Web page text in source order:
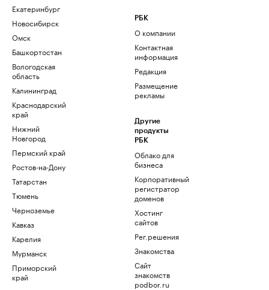
Екатеринбург
Новосибирск
Омск
Башкортостан
Вологодская
область
Калининград
Краснодарский
край
Нижний
Новгород
Пермский край
Ростов-на-Дону
Татарстан
Тюмень
Черноземье
Кавказ
Карелия
Мурманск
Приморский
край
РБК
О компании
Контактная
информация
Редакция
Размещение
рекламы
Другие
продукты
РБК
Облако для
бизнеса
Корпоративный
регистратор
доменов
Хостинг
сайтов
Рег.решения
Знакомства
Сайт
знакомств
podbor.ru